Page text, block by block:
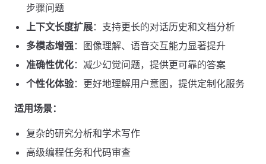
步骤问题
上下文长度扩展：支持更长的对话历史和文档分析
多模态增强：图像理解、语音交互能力显著提升
准确性优化：减少幻觉问题，提供更可靠的答案
个性化体验：更好地理解用户意图，提供定制化服务
适用场景：
复杂的研究分析和学术写作
高级编程任务和代码审查